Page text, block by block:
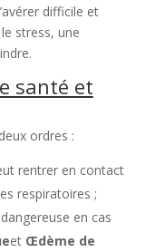
difficile et
stress, une
santé et
ordres :
rentrer en contact
respiratoires ;
en cas
et Œdème de